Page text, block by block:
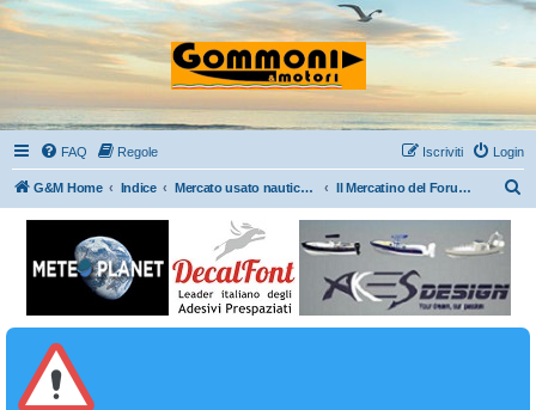
FAQ Regole Login
Iscriviti
G&M Home Indice Mercato usato nautico: Gommoni/Motori/Barche/Rimorchi/Accessori nautici Il Mercatino del Forum....Buy & Sell